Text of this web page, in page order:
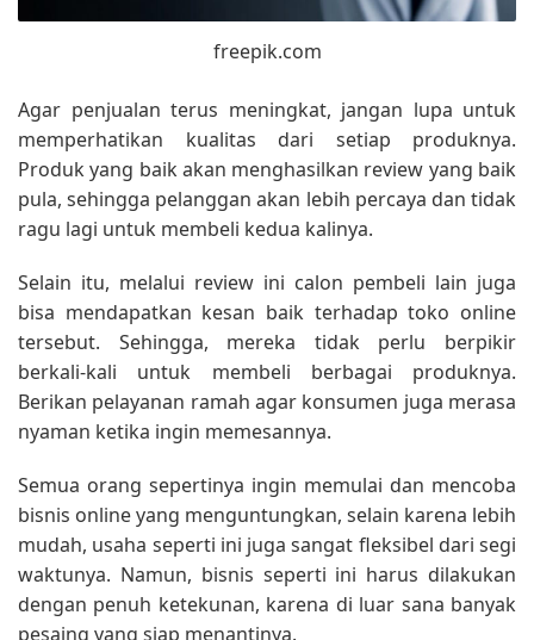
freepik.com
Agar penjualan terus meningkat, jangan lupa untuk
memperhatikan kualitas dari setiap produknya.
Produk yang baik akan menghasilkan review yang baik
pula, sehingga pelanggan akan lebih percaya dan tidak
ragu lagi untuk membeli kedua kalinya.
Selain itu, melalui review ini calon pembeli lain juga
bisa mendapatkan kesan baik terhadap toko online
tersebut. Sehingga, mereka tidak perlu berpikir
berkali-kali untuk membeli berbagai produknya.
Berikan pelayanan ramah agar konsumen juga merasa
nyaman ketika ingin memesannya.
Semua orang sepertinya ingin memulai dan mencoba
bisnis online yang menguntungkan, selain karena lebih
mudah, usaha seperti ini juga sangat fleksibel dari segi
waktunya. Namun, bisnis seperti ini harus dilakukan
dengan penuh ketekunan, karena di luar sana banyak
pesaing yang siap menantinya.